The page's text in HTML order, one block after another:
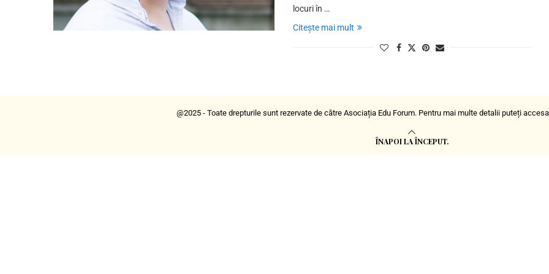
locuri în …
Citește mai mult
@2025 - Toate drepturile sunt rezervate de către Asociația Edu Forum. Pentru mai multe detalii puteți accesa
ÎNAPOI LA ÎNCEPUT.